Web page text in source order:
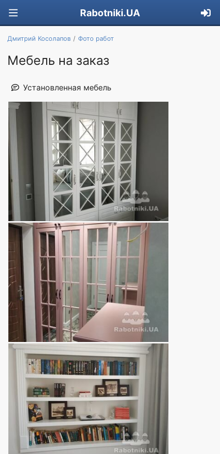
Rabotniki.UA
Дмитрий Косолапов Фото работ
Мебель на заказ
Установленная мебель